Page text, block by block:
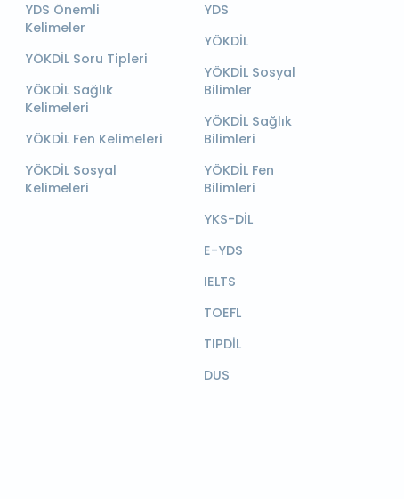
YDS Önemli
Kelimeler
YÖKDİL Soru Tipleri
YÖKDİL Sağlık
Kelimeleri
YÖKDİL Fen Kelimeleri
YÖKDİL Sosyal
Kelimeleri
YDS
YÖKDİL
YÖKDİL Sosyal
Bilimler
YÖKDİL Sağlık
Bilimleri
YÖKDİL Fen
Bilimleri
YKS-DİL
E-YDS
IELTS
TOEFL
TIPDİL
DUS